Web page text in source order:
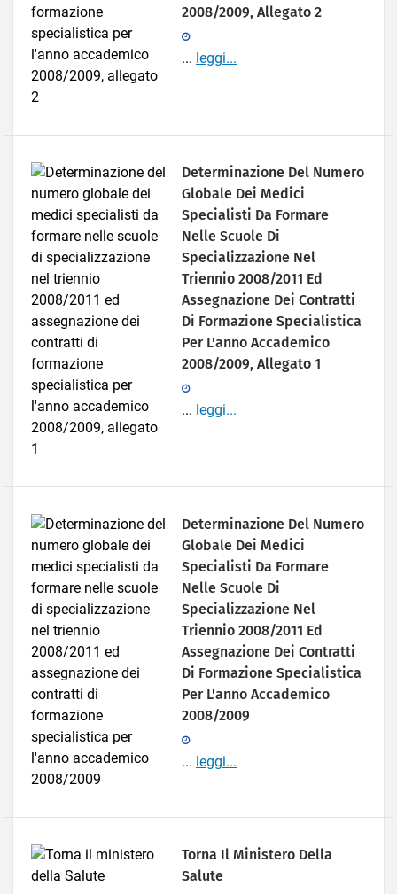
2008/2009, Allegato 2
... leggi...
Determinazione Del Numero
Globale Dei Medici
Specialisti Da Formare
Nelle Scuole Di
Specializzazione Nel
Triennio 2008/2011 Ed
Assegnazione Dei Contratti
Di Formazione Specialistica
Per L'anno Accademico
2008/2009, Allegato 1
... leggi...
Determinazione Del Numero
Globale Dei Medici
Specialisti Da Formare
Nelle Scuole Di
Specializzazione Nel
Triennio 2008/2011 Ed
Assegnazione Dei Contratti
Di Formazione Specialistica
Per L'anno Accademico
2008/2009
... leggi...
Torna Il Ministero Della
Salute